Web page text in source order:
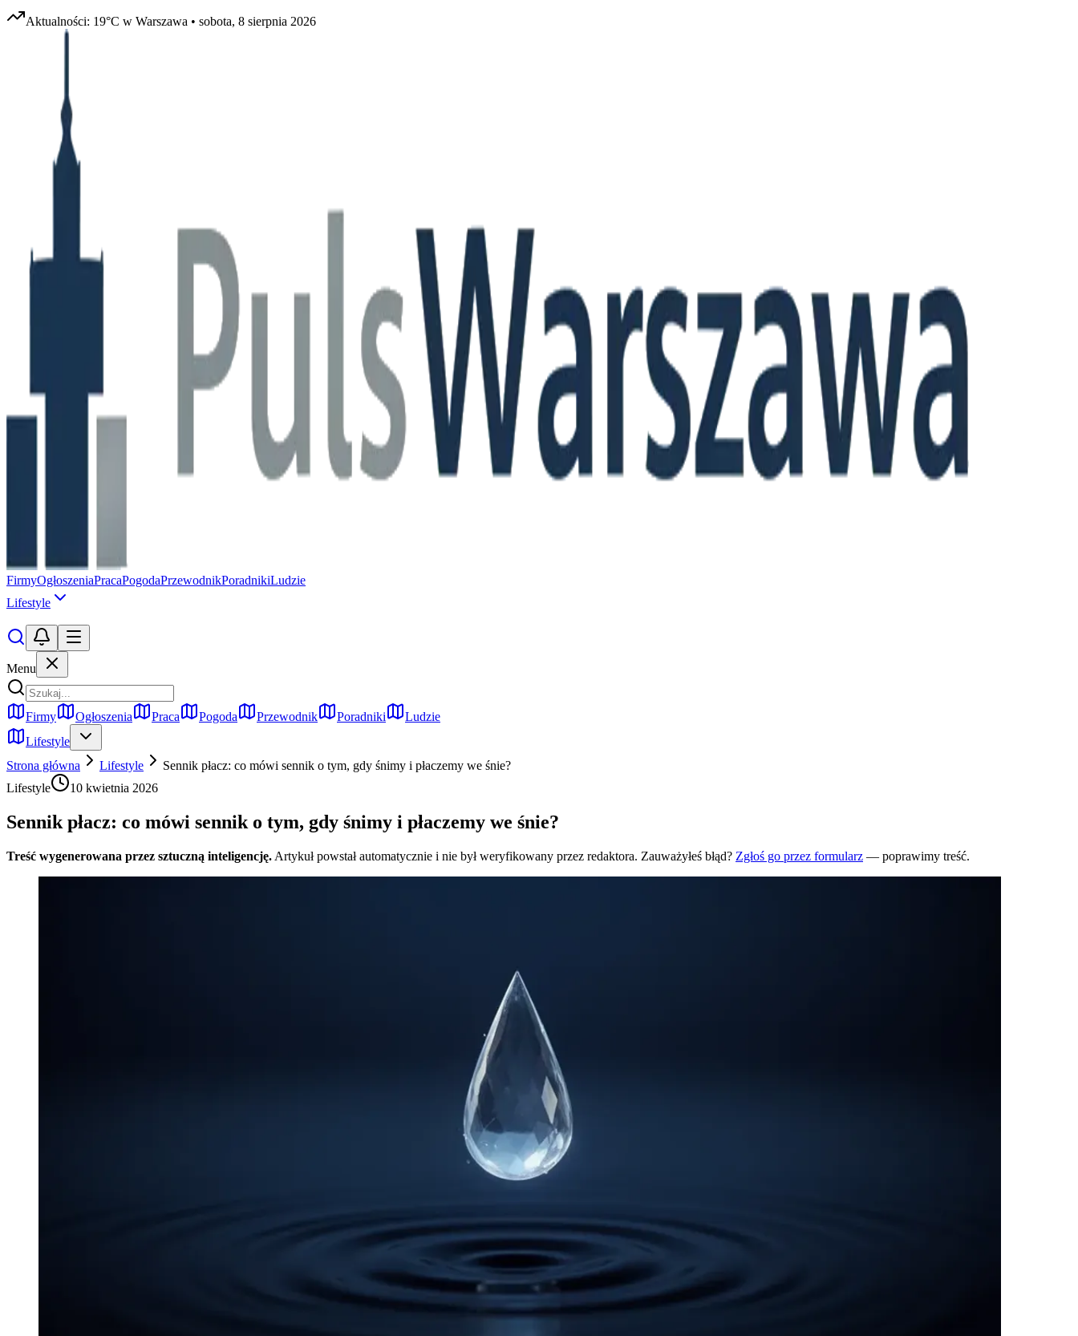
Aktualności: 19°C w Warszawa • sobota, 8 sierpnia 2026
FirmyOgłoszeniaPracaPogodaPrzewodnikPoradnikiLudzie
Lifestyle
Menu
Firmy Ogłoszenia Praca Pogoda Przewodnik Poradniki
Ludzie
Lifestyle
Strona główna
Lifestyle
Sennik płacz: co mówi sennik o tym, gdy śnimy i płaczemy we śnie?
Lifestyle
10 kwietnia 2026
Sennik płacz: co mówi sennik o tym, gdy śnimy i płaczemy we śnie?
Treść wygenerowana przez sztuczną inteligencję. Artykuł powstał automatycznie i nie był weryfikowany przez redaktora. Zauważyłeś błąd? Zgłoś go przez formularz — poprawimy treść.